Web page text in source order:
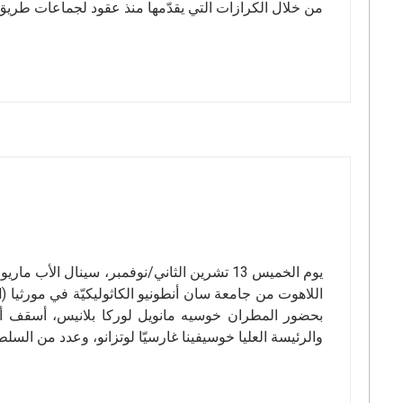
من خلال الكرازات التي يقدّمها منذ عقود لجماعات
يوم الخميس 13 تشرين الثاني/نوفمبر،
والرئيسة العليا خوسيفينا غارسيّا لوتزانو، وعدد من